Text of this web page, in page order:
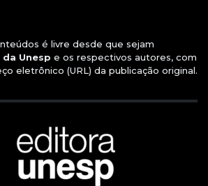
é livre desde que sejam
Unesp e os respectivos autores, com
eletrônico (URL) da publicação original.